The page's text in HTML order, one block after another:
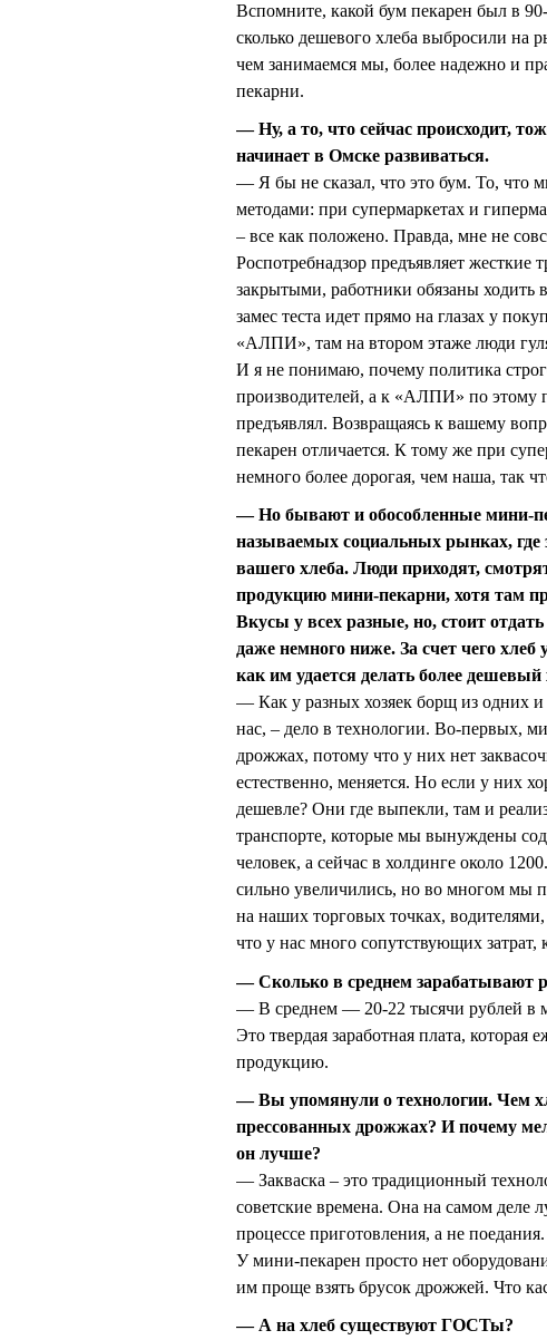
Вспомните, какой бум пекарен был в
сколько дешевого хлеба выбросили на
чем занимаемся мы, более надежно и
пекарни.
— Ну, а то, что сейчас происходит,
начинает в Омске развиваться.
— Я бы не сказал, что это бум. То, что
методами: при супермаркетах и
– все как положено. Правда, мне не
Роспотребнадзор предъявляет жесткие
закрытыми, работники обязаны ходить
замес теста идет прямо на глазах у
«АЛПИ», там на втором этаже люди
И я не понимаю, почему политика
производителей, а к «АЛПИ» по этому
предъявлял. Возвращаясь к вашему
пекарен отличается. К тому же при
немного более дорогая, чем наша, так
— Но бывают и обособленные мини-
называемых социальных рынках, где
вашего хлеба. Люди приходят,
продукцию мини-пекарни, хотя там
Вкусы у всех разные, но, стоит
даже немного ниже. За счет чего
как им удается делать более дешевый
— Как у разных хозяек борщ из одних и
нас, – дело в технологии. Во-первых,
дрожжах, потому что у них нет
естественно, меняется. Но если у них
дешевле? Они где выпекли, там и
транспорте, которые мы вынуждены
человек, а сейчас в холдинге около
сильно увеличились, но во многом мы
на наших торговых точках,
что у нас много сопутствующих затрат,
— Сколько в среднем зарабатывают
— В среднем — 20-22 тысячи рублей в
Это твердая заработная плата,
продукцию.
— Вы упомянули о технологии. Чем
прессованных дрожжах? И почему
он лучше?
— Закваска – это традиционный
советские времена. Она на самом деле
процессе приготовления, а не
У мини-пекарен просто нет
им проще взять брусок дрожжей. Что
— А на хлеб существуют ГОСТы?